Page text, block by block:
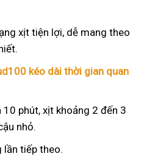
xịt tiện lợi, dễ mang theo
kéo dài thời gian quan
phút, xịt khoảng 2 đến 3
nhỏ.
lần tiếp theo.